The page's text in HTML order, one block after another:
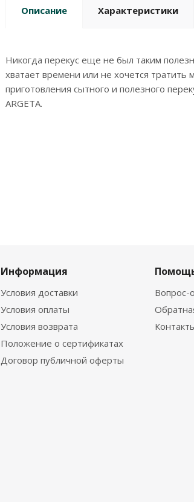
Описание Характеристики
Никогда перекус еще не был таким
хватает времени или не хочется тратить
приготовления сытного и полезного
ARGETA.
Информация
Условия доставки
Условия оплаты
Условия возврата
Положение о сертификатах
Договор публичной оферты
Вопрос-